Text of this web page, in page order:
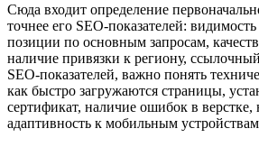
Сюда входит определение
точнее его SEO-показателей:
позиции по основным запросам,
наличие привязки к региону,
SEO-показателей, важно понять
как быстро загружаются страницы,
сертификат, наличие ошибок в верстке,
адаптивность к мобильным